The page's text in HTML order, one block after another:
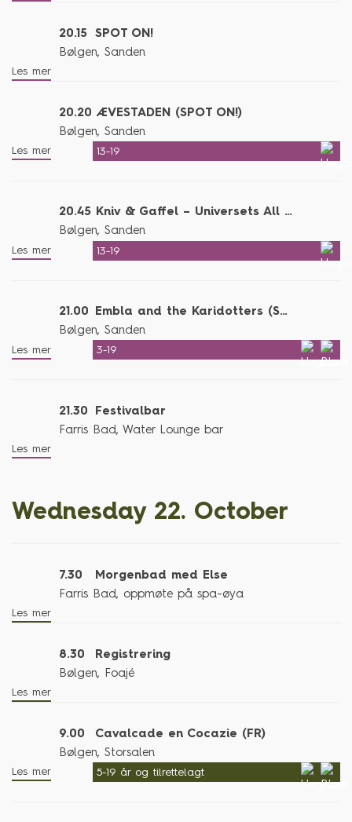
20.15 SPOT ON!
Bølgen, Sanden
Les mer
20.20 ÆVESTADEN (SPOT ON!)
Bølgen, Sanden
13-19
Les mer
20.45
Kniv & Gaffel – Universets All Inclusive (SPOT ON!)
Bølgen, Sanden
13-19
Les mer
21.00
Embla and the Karidotters (SPOT ON!)
Bølgen, Sanden
3-19
Les mer
21.30
Festivalbar
Farris Bad, Water Lounge bar
Les mer
Wednesday 22. October
7.30
Morgenbad med Else
Farris Bad, oppmøte på spa-øya
Les mer
8.30
Registrering
Bølgen, Foajé
Les mer
9.00
Cavalcade en Cocazie (FR)
Bølgen, Storsalen
5-19 år og tilrettelagt
Les mer